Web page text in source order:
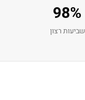
98%
שביעות רצון